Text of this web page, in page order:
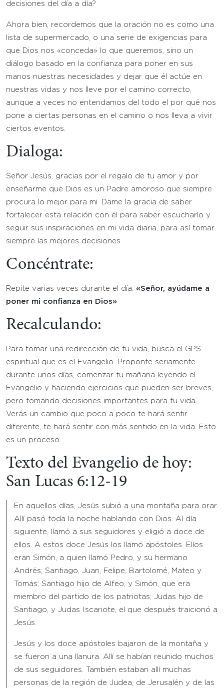
decisiones del día a día?
Ahora bien, recordemos que la oración no es como una
lista de supermercado, o una serie de exigencias para
que Dios nos «conceda» lo que queremos, sino un
diálogo basado en la confianza para poner en sus
manos nuestras necesidades y dejar que él actúe en
nuestras vidas y nos lleve por el camino correcto,
aunque a veces no entendamos del todo el por qué nos
pone a ciertas personas en el camino o nos lleva a vivir
ciertos eventos.
Dialoga:
Señor Jesús, gracias por el regalo de tu amor y por
enseñarme que Dios es un Padre amoroso que siempre
procura lo mejor para mi. Dame la gracia de saber
fortalecer esta relación con él para saber escucharlo y
seguir sus inspiraciones en mi vida diaria, para así tomar
siempre las mejores decisiones.
Concéntrate:
Repite varias veces durante el día: «Señor, ayúdame a
poner mi confianza en Dios»
Recalculando:
Para tomar una redirección de tu vida, busca el GPS
espiritual que es el Evangelio. Proponte seriamente
durante unos días, comenzar tu mañana leyendo el
Evangelio y haciendo ejercicios que pueden ser breves,
pero tomando decisiones importantes para tu vida.
Verás un cambio que poco a poco te hará sentir
diferente, te hará sentir con más sentido en la vida. Esto
es un proceso.
Texto del Evangelio de hoy:
San Lucas 6:12-19
En aquellos días, Jesús subió a una montaña para orar.
Allí pasó toda la noche hablando con Dios. Al día
siguiente, llamó a sus seguidores y eligió a doce de
ellos. A estos doce Jesús los llamó apóstoles. Ellos
eran Simón, a quien llamó Pedro, y su hermano
Andrés; Santiago, Juan, Felipe, Bartolomé, Mateo y
Tomás; Santiago hijo de Alfeo, y Simón, que era
miembro del partido de los patriotas; Judas hijo de
Santiago, y Judas Iscariote, el que después traicionó a
Jesús.
Jesús y los doce apóstoles bajaron de la montaña y
se fueron a una llanura. Allí se habían reunido muchos
de sus seguidores. También estaban allí muchas
personas de la región de Judea, de Jerusalén y de las